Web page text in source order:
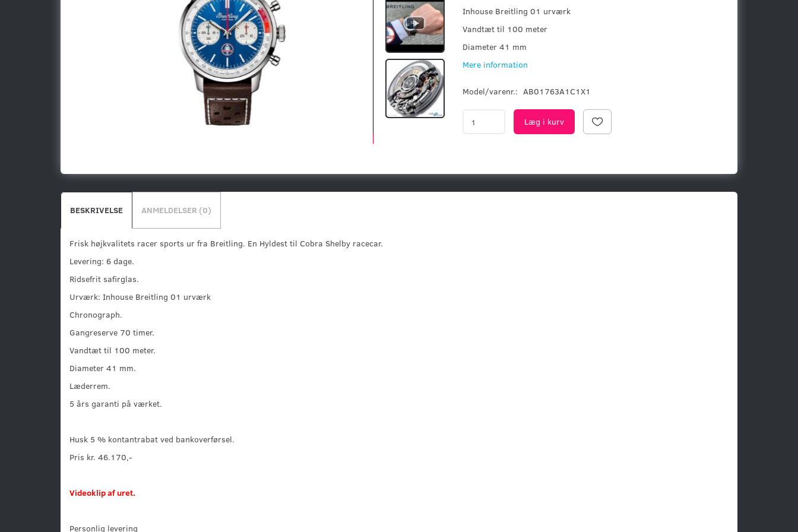
Inhouse Breitling 01 urværk
Vandtæt til 100 meter
Diameter 41 mm
Mere information
Model/varenr.: AB01763A1C1X1
Læg i kurv
BESKRIVELSE ANMELDELSER (0)
Frisk højkvalitets racer sports ur fra Breitling. En Hyldest til Cobra Shelby racecar.
Levering: 6 dage.
Ridsefrit safirglas.
Urværk: Inhouse Breitling 01 urværk
Chronograph.
Gangreserve 70 timer.
Vandtæt til 100 meter.
Diameter 41 mm.
Læderrem.
5 års garanti på værket.
Husk 5 % kontantrabat ved bankoverførsel.
Pris kr. 46.170,-
Videoklip af uret.
Personlig levering